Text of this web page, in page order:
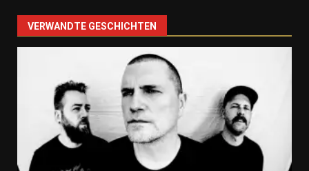
VERWANDTE GESCHICHTEN